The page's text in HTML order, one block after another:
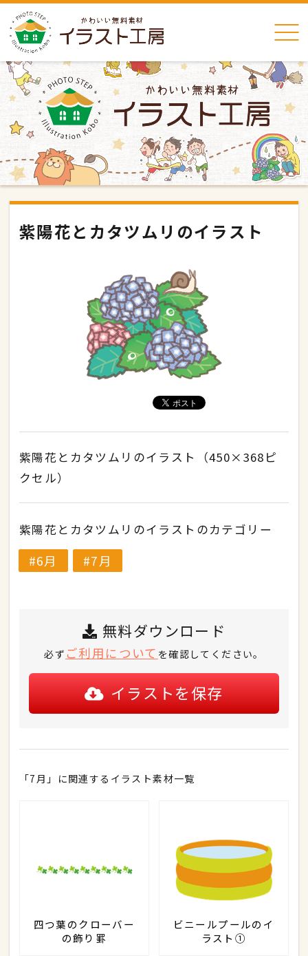
紫陽花とカタツムリのイラスト
紫陽花とカタツムリのイラスト（450×368ピ
クセル）
紫陽花とカタツムリのイラストのカテゴリー
6月 7月
無料ダウンロード
必ず ご利用について を確認してください。
イラストを保存
「7月」に関連するイラスト素材一覧
四つ葉のクローバー
の飾り罫
ビニールプールのイ
ラスト①